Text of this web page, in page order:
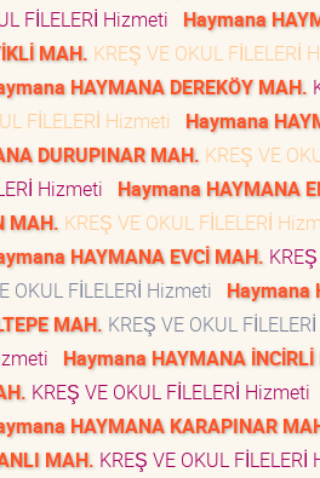
FİLELERİ Hizmeti Haymana
MAH. KREŞ VE OKUL FİLELERİ
HAYMANA DEREKÖY MAH.
FİLELERİ Hizmeti Haymana
DURUPINAR MAH. KREŞ VE
Hizmeti Haymana HAYMANA
MAH. KREŞ VE OKUL FİLELERİ
HAYMANA EVCİ MAH.
OKUL FİLELERİ Hizmeti Haymana
MAH. KREŞ VE OKUL
Haymana HAYMANA
KREŞ VE OKUL FİLELERİ Hizmeti
HAYMANA KARAPINAR
MAH. KREŞ VE OKUL FİLELERİ